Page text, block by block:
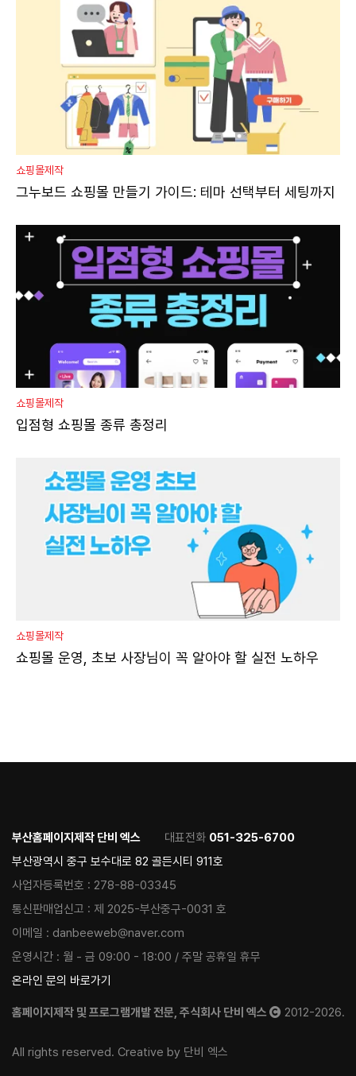
쇼핑몰제작
그누보드 쇼핑몰 만들기 가이드: 테마 선택부터 세팅까지
쇼핑몰제작
입점형 쇼핑몰 종류 총정리
쇼핑몰제작
쇼핑몰 운영, 초보 사장님이 꼭 알아야 할 실전 노하우
부산홈페이지제작 단비 엑스 대표전화 051-325-6700
부산광역시 중구 보수대로 82 골든시티 911호
사업자등록번호 : 278-88-03345
통신판매업신고 : 제 2025-부산중구-0031 호
이메일 : danbeeweb@naver.com
운영시간 : 월 - 금 09:00 - 18:00 / 주말 공휴일 휴무
온라인 문의 바로가기
홈페이지제작 및 프로그램개발 전문, 주식회사 단비 엑스 2012-2026.
All rights reserved. Creative by 단비 엑스